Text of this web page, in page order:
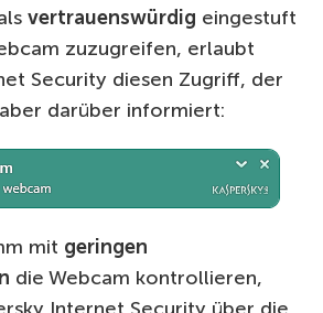
vertrauenswürdig eingestuft
zuzugreifen, erlaubt
Security diesen Zugriff, der
darüber informiert:
mit geringen
die Webcam kontrollieren,